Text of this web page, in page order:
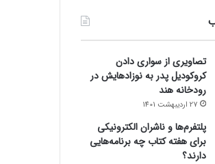
تصاویری از سواری دادن
کروکودیل پدر به نوزادهایش در
رودخانه هند
27 اردیبهشت 1401
پلتفرم‌ها و ناشران الکترونیکی
برای هفته کتاب چه برنامه‌هایی
دارند؟